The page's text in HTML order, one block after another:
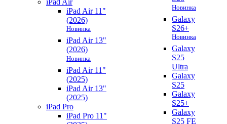
iPad Air
iPad Air 11"
(2026)
Новинка
iPad Air 13"
(2026)
Новинка
iPad Air 11"
(2025)
iPad Air 13"
(2025)
iPad Pro
iPad Pro 11"
Новинка
Galaxy
S26+
Новинка
Galaxy
S25
Ultra
Galaxy
S25
Galaxy
S25+
Galaxy
S25 FE